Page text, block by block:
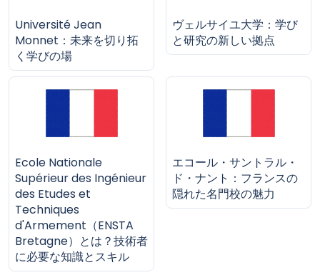
Université Jean
Monnet：未来を切り拓
く学びの場
ヴェルサイユ大学：学び
と研究の新しい拠点
Ecole Nationale
Supérieur des Ingénieur
des Etudes et
Techniques
d'Armement（ENSTA
Bretagne）とは？技術者
に必要な知識とスキル
エコール・サントラル・
ド・ナント：フランスの
隠れた名門校の魅力